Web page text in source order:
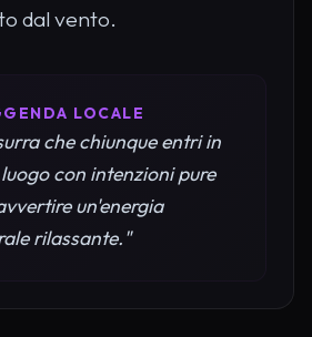
dal vento.
LOCALE
che chiunque entri in
con intenzioni pure
un'energia
rilassante."